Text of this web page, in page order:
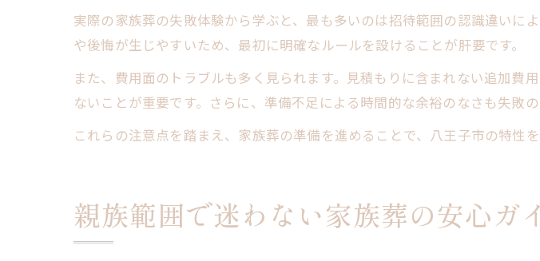
実際の家族葬の失敗体験から学ぶと、最も多いのは招待範囲の認識違いに
や後悔が生じやすいため、最初に明確なルールを設けることが肝要です。
また、費用面のトラブルも多く見られます。見積もりに含まれない追加費
ないことが重要です。さらに、準備不足による時間的な余裕のなさも失敗
これらの注意点を踏まえ、家族葬の準備を進めることで、八王子市の特性
親族範囲で迷わない家族葬の安心ガ